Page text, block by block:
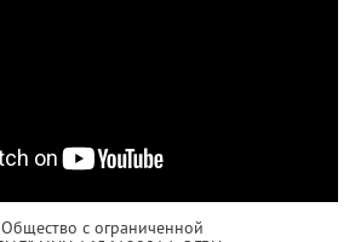
Общество с ограниченной